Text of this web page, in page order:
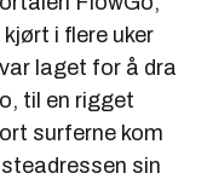
i flere uker
laget for å dra
til en rigget
surferne kom
sin